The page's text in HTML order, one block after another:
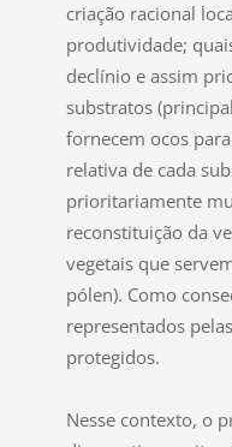
criação racional
produtividade;
declínio e assim
substratos
fornecem ocos
relativa de cada
prioritariamente
reconstituição da
vegetais que
pólen). Como
representados
protegidos.
Nesse contexto, o